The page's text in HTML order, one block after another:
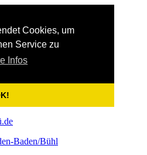
Cookies, um
Service zu
Infos
Baden/Bühl